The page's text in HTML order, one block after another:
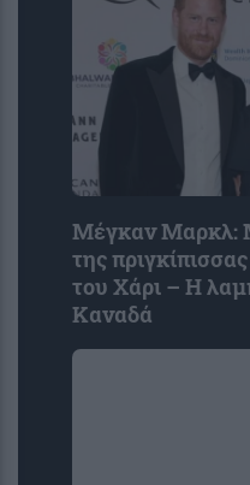
Μέγκαν Μαρκλ:
της
του Χάρι – Η
Καναδά